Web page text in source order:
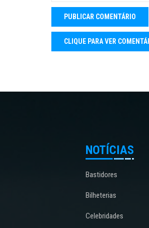
NOTÍCIAS
Bastidores
Bilheterias
Celebridades